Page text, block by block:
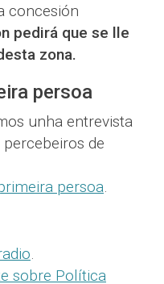
concesión
pedirá que se lle
zona.
persoa
unha entrevista
de
persoa.
.
sobre Política